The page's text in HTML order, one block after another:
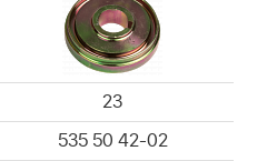
23
535 50 42-02